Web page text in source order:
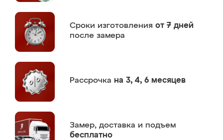
Сроки изготовления от 7 дней
после замера
Рассрочка на 3, 4, 6 месяцев
Замер, доставка и подъем
бесплатно